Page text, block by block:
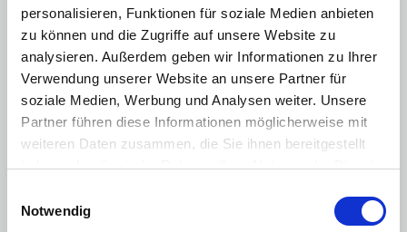
personalisieren, Funktionen für soziale Medien anbieten
zu können und die Zugriffe auf unsere Website zu
analysieren. Außerdem geben wir Informationen zu Ihrer
Verwendung unserer Website an unsere Partner für
soziale Medien, Werbung und Analysen weiter. Unsere
Partner führen diese Informationen möglicherweise mit
weiteren Daten zusammen, die Sie ihnen bereitgestellt
haben oder die sie im Rahmen Ihrer Nutzung der Dienste
Cookies, wenn Sie unsere Webseite weiterhin nutzen.
Notwendig
Antiblockiersystem (ABS) und Elektronische
Bremskraftverteilung (EBV)
Berg-Anfahr-Assistent
Einparkhilfe hinten
Elektronisches Stabilitätsprogramm (ESP®) und
Traktionskontrolle mit Motor- und Bremseingriff (TCPlus)
Gefahrenbremsung1 sowie Fußgängererkennung